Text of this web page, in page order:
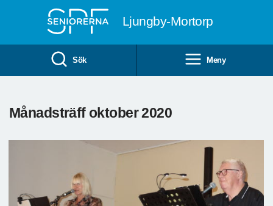
Ljungby-Mortorp
Sök Meny
Månadsträff oktober 2020